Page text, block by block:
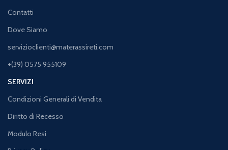
Contatti
Dove Siamo
servizioclienti@materassireti.com
+(39) 0575 955109
SERVIZI
Condizioni Generali di Vendita
Diritto di Recesso
Modulo Resi